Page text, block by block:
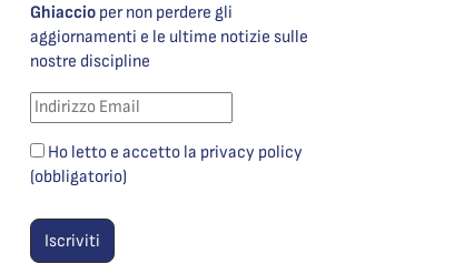
Ghiaccio per non perdere gli
aggiornamenti e le ultime notizie sulle
nostre discipline
Ho letto e accetto la privacy policy
(obbligatorio)